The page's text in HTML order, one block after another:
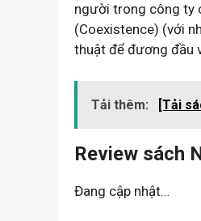
người trong công ty
(Coexistence) (với
thuật để đương đầu
Tải thêm: [Tải
Review sách
Đang cập nhật…